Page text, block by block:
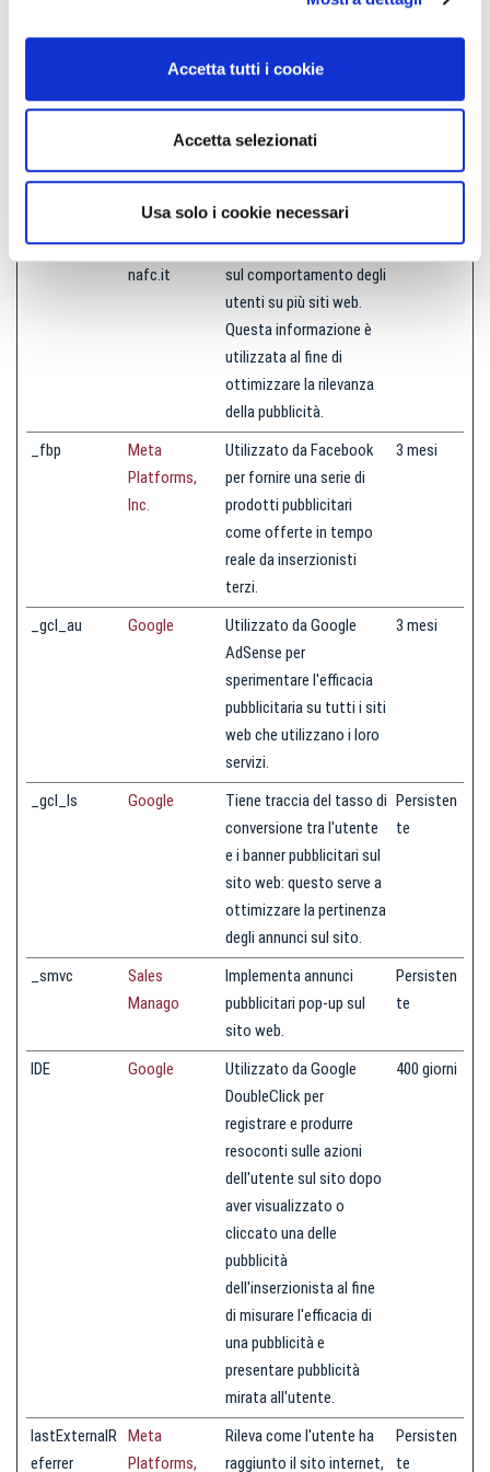
Accetta tutti i cookie
Accetta selezionati
Usa solo i cookie necessari
Durata
archivia
___utmvc
biglietti.bolog
nafc.it
Raccoglie informazioni
sul comportamento degli
utenti su più siti web.
Questa informazione è
utilizzata al fine di
ottimizzare la rilevanza
della pubblicità.
1 giorno
_fbp
Meta
Platforms,
Inc.
Utilizzato da Facebook
per fornire una serie di
prodotti pubblicitari
come offerte in tempo
reale da inserzionisti
terzi.
3 mesi
_gcl_au Google
Utilizzato da Google
AdSense per
sperimentare l'efficacia
pubblicitaria su tutti i siti
web che utilizzano i loro
servizi.
3 mesi
_gcl_ls Google
Tiene traccia del tasso di
conversione tra l'utente
e i banner pubblicitari sul
sito web: questo serve a
ottimizzare la pertinenza
degli annunci sul sito.
Persisten
te
_smvc
Sales
Manago
Implementa annunci
pubblicitari pop-up sul
sito web.
Persisten
te
IDE Google
Utilizzato da Google
DoubleClick per
registrare e produrre
resoconti sulle azioni
dell'utente sul sito dopo
aver visualizzato o
cliccato una delle
pubblicità
dell'inserzionista al fine
di misurare l'efficacia di
una pubblicità e
presentare pubblicità
mirata all'utente.
400 giorni
lastExternalR
eferrer
Meta
Platforms,
Rileva come l'utente ha
raggiunto il sito internet,
Persisten
te